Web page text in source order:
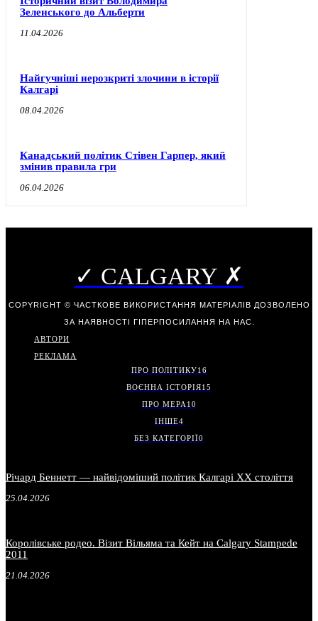
Зеленського до Альберти
11.04.2026
Найгучніші нерозкриті злочини в історії
Калгарі
08.04.2026
Канадський політик Стівен Гарпер, який
змінив правила гри
06.04.2026
✓ CALGARY ✗
COPYRIGHT © ЧАСТКОВЕ ВИКОРИСТАННЯ МАТЕРІАЛІВ ДОЗВОЛЕНО
ЗА НАЯВНОСТІ ГІПЕРПОСИЛАННЯ НА НАС.
АВТОРИ
РЕКЛАМА
ПРО ПОЛІТИКУ16
ВОЄННА ІСТОРІЯ15
ПРО МЕРА 10
ІНШЕ4
БЕЗ КАТЕГОРІЇ0
Річард Беннетт — найвідоміший політик Калгарі XX століття
25.04.2026
Королівське родео. Візит Вільяма та Кейт на Calgary Stampede
2011
21.04.2026